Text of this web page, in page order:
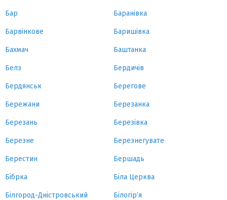
Бар Баранівка
Барвінкове Баришівка
Бахмач Баштанка
Белз Бердичів
Бердянськ Берегове
Бережани Березанка
Березань Березівка
Березне Березнегувате
Берестин Бершадь
Бібрка Біла Церква
Білгород-Дністровський Білогір’я